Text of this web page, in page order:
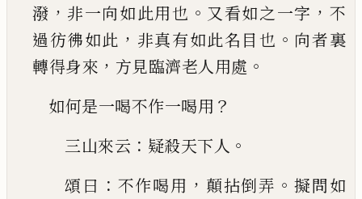
潑 ， 非一向如此用也 。 又看如之一字 ， 不
過彷彿如此 ， 非真有如此名目也 。 向者裏
轉得身來 ， 方見臨濟老人用處 。
如何是一喝不作一喝用 ？
三山來云 ： 疑殺天下人 。
頌曰 ： 不作喝用 ， 顛拈倒弄 。 擬問如